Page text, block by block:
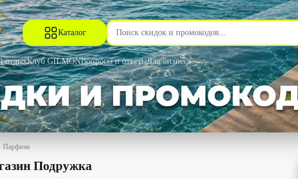
Каталог
отдыхКлуб GILMONВопросы и ответыДля бизнеса
Парфюм
со скидкой 30% - Интернет-магазин Подружка в Москве
Подружка